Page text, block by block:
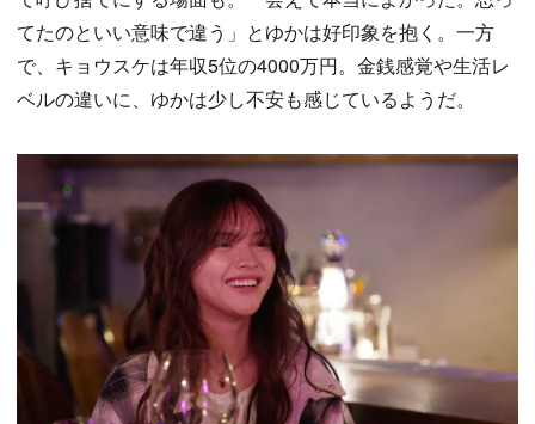
てたのといい意味で違う」とゆかは好印象を抱く。一方
で、キョウスケは年収5位の4000万円。金銭感覚や生活レ
ベルの違いに、ゆかは少し不安も感じているようだ。